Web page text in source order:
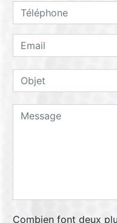
Combien font deux